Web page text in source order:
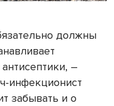
должны
–
инфекционист
забывать и о